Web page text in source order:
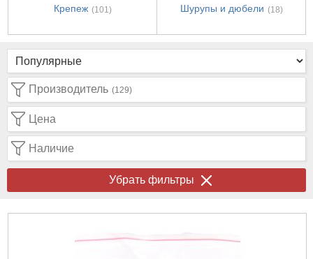
Крепеж (101) Шурупы и дюбели (18)
Производитель (129)
Цена
Наличие
Убрать фильтры